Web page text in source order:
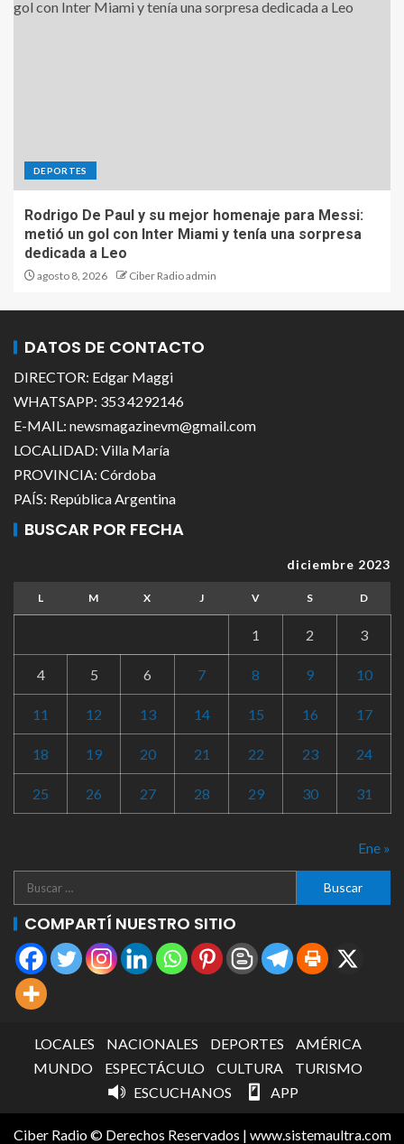
DEPORTES
Rodrigo De Paul y su mejor homenaje para Messi:
metió un gol con Inter Miami y tenía una sorpresa
dedicada a Leo
agosto 8, 2026 Ciber Radio admin
DATOS DE CONTACTO
DIRECTOR: Edgar Maggi
WHATSAPP: 353 4292146
E-MAIL: newsmagazinevm@gmail.com
LOCALIDAD: Villa María
PROVINCIA: Córdoba
PAÍS: República Argentina
BUSCAR POR FECHA
diciembre 2023
L M X J V S D
1 2 3
4 5 6 7 8 9 10
11 12 13 14 15 16 17
18 19 20 21 22 23 24
25 26 27 28 29 30 31
Ene »
COMPARTÍ NUESTRO SITIO
LOCALES NACIONALES DEPORTES
AMÉRICA
MUNDO
ESPECTÁCULO CULTURA
TURISMO
ESCUCHANOS
APP
Ciber Radio © Derechos Reservados | www.sistemaultra.com